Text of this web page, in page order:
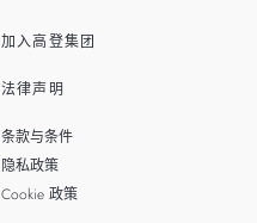
加入高登集团
法律声明
条款与条件
隐私政策
Cookie 政策